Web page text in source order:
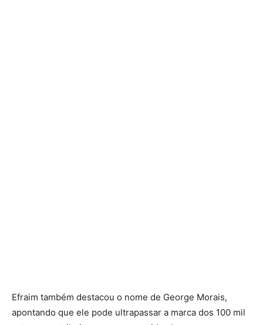
Efraim também destacou o nome de George Morais,
apontando que ele pode ultrapassar a marca dos 100 mil